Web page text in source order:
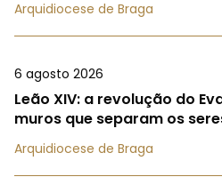
Arquidiocese de Braga
6 agosto 2026
Leão XIV: a revolução do
muros que separam os
Arquidiocese de Braga